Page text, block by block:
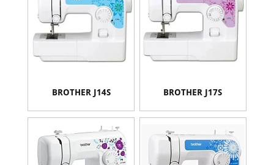
BROTHER J14S BROTHER J17S